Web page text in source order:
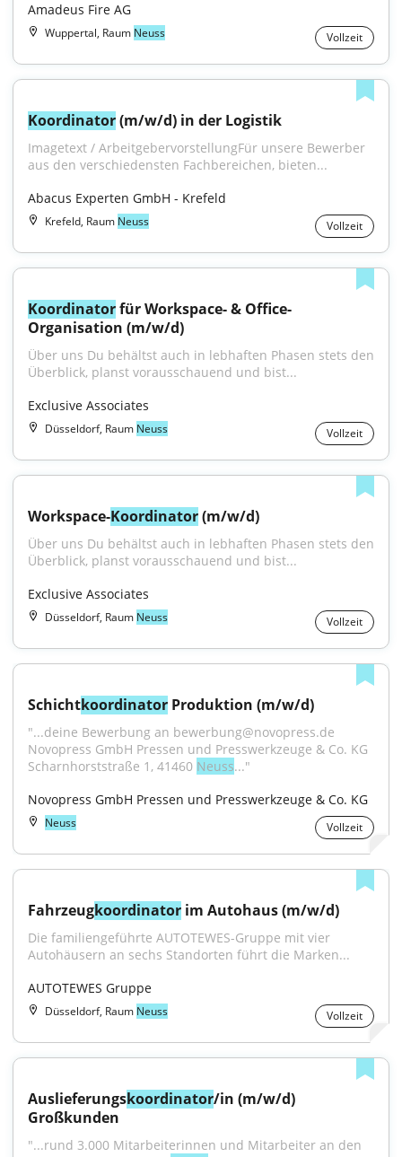
Amadeus Fire AG
Wuppertal, Raum Neuss Vollzeit
Koordinator (m/w/d) in der Logistik
Imagetext / ArbeitgebervorstellungFür unsere Bewerber
aus den verschiedensten Fachbereichen, bieten...
Abacus Experten GmbH - Krefeld
Krefeld, Raum Neuss Vollzeit
Koordinator für Workspace- & Office-
Organisation (m/w/d)
Über uns Du behältst auch in lebhaften Phasen stets den
Überblick, planst vorausschauend und bist...
Exclusive Associates
Düsseldorf, Raum Neuss Vollzeit
Workspace-Koordinator (m/w/d)
Über uns Du behältst auch in lebhaften Phasen stets den
Überblick, planst vorausschauend und bist...
Exclusive Associates
Düsseldorf, Raum Neuss Vollzeit
Schichtkoordinator Produktion (m/w/d)
"...deine Bewerbung an bewerbung@novopress.de
Novopress GmbH Pressen und Presswerkzeuge & Co. KG
Scharnhorststraße 1, 41460 Neuss..."
Novopress GmbH Pressen und Presswerkzeuge & Co. KG
Neuss Vollzeit
Fahrzeugkoordinator im Autohaus (m/w/d)
Die familiengeführte AUTOTEWES-Gruppe mit vier
Autohäusern an sechs Standorten führt die Marken...
AUTOTEWES Gruppe
Düsseldorf, Raum Neuss Vollzeit
Auslieferungskoordinator/in (m/w/d)
Großkunden
"...rund 3.000 Mitarbeiterinnen und Mitarbeiter an den